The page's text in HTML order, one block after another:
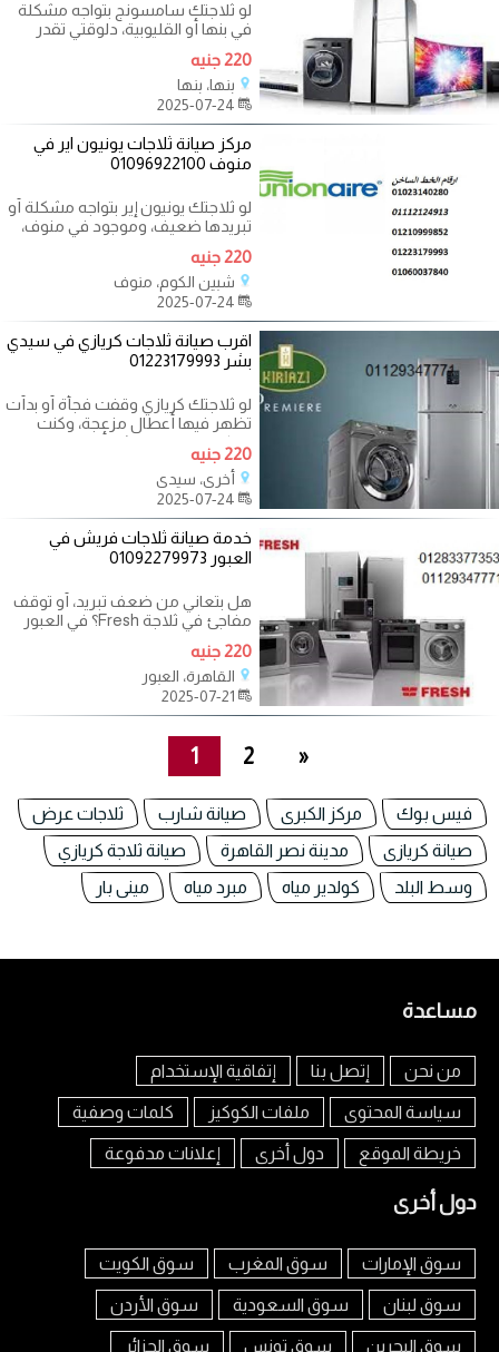
لو ثلاجتك سامسونج بتواجه مشكلة
في بنها أو القليوبية، دلوقتي تقدر
تطلب خدمة صيانة معتمدة مع فريق
220 جنيه
بنها، بنها
مركز صيانة ثلاجات يونيون اير في
منوف 01096922100
لو ثلاجتك يونيون إير بتواجه مشكلة أو
تبريدها ضعيف، وموجود في منوف،
دلوقتي تقدر تحصل على خدمة
220 جنيه
شبين الكوم، منوف
اقرب صيانة ثلاجات كريازي في سيدي
بشر 01223179993
لو ثلاجتك كريازي وقفت فجأة أو بدأت
تظهر فيها أعطال مزعجة، وكنت
ساكن في سيدي بشر أو المناطق
القريبة
220 جنيه
أخرى، سيدي
خدمة صيانة ثلاجات فريش في
العبور 01092279973
هل بتعاني من ضعف تبريد، أو توقف
مفاجئ في ثلاجة Fresh؟ في العبور
دلوقتي تقدر تعتمد علينا في تقديم
خدمة
220 جنيه
القاهرة، العبور
1 2 »
فيس بوك مركز الكبرى صيانة شارب
ثلاجات عرض
صيانة كريازى
مدينة نصر القاهرة
صيانة ثلاجة كريازي
وسط البلد
كولدير مياه مبرد مياه مينى بار
مساعدة
من نحن إتصل بنا إتفاقية الإستخدام
سياسة المحتوى ملفات الكوكيز كلمات وصفية
خريطة الموقع دول أخرى إعلانات مدفوعة
دول أخرى
سوق الإمارات سوق المغرب سوق الكويت
سوق لبنان سوق السعودية سوق الأردن
سوق البحرين سوق تونس سوق الجزائر